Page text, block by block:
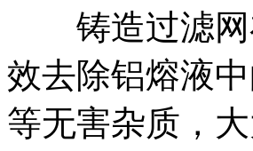
铸造过滤网
效去除铝熔液
等无害杂质，